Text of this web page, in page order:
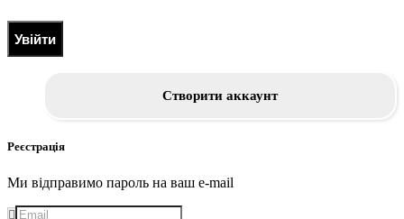
Увійти
Створити аккаунт
Реєстрація
Ми відправимо пароль на ваш e-mail